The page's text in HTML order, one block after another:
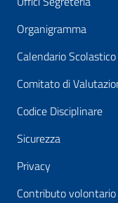
Organigramma
Calendario Scolastico
Comitato di
Codice Disciplinare
Sicurezza
Privacy
Contributo volontario